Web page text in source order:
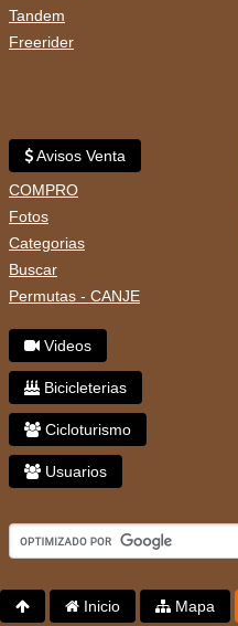
Tandem
Freerider
Avisos Venta
COMPRO
Fotos
Categorias
Buscar
Permutas - CANJE
Videos
Bicicleterias
Cicloturismo
Usuarios
Inicio Mapa